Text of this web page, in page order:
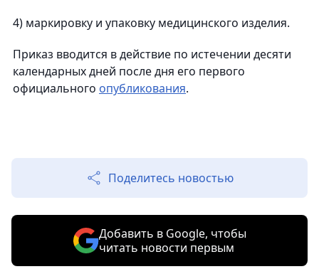
4) маркировку и упаковку медицинского изделия.
Приказ вводится в действие по истечении десяти
календарных дней после дня его первого
официального опубликования.
Поделитесь новостью
Добавить в Google, чтобы
читать новости первым